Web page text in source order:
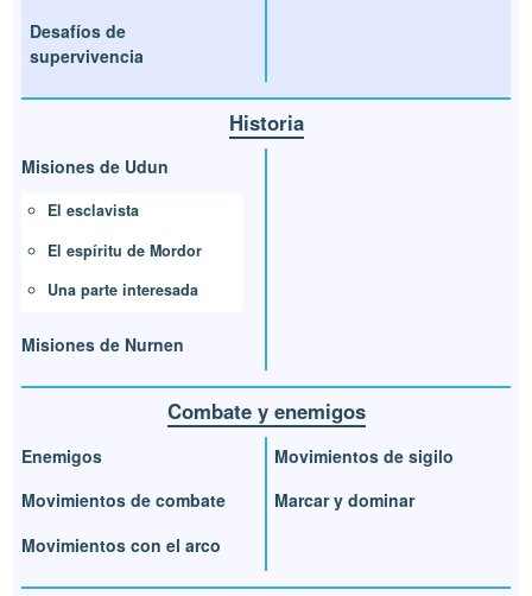
Desafíos de
supervivencia
Historia
Misiones de Udun
El esclavista
El espíritu de Mordor
Una parte interesada
Misiones de Nurnen
Combate y enemigos
Enemigos
Movimientos de combate
Movimientos con el arco
Movimientos de sigilo
Marcar y dominar